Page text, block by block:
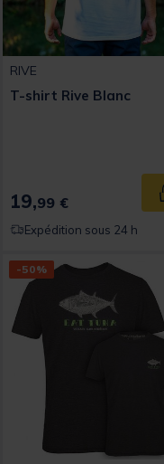
RIVE
T-shirt Rive Blanc
19,99 €
Expédition sous 24 h
-50%